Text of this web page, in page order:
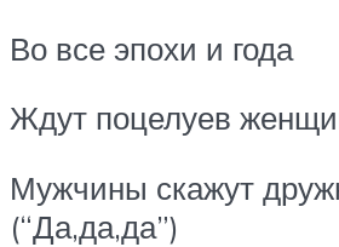
Во все эпохи и года
Ждут поцелуев
Мужчины скажут
(“Да,да,да”)